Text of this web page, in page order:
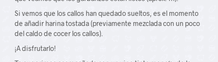
Si vemos que los callos han quedado sueltos, es el momento
de añadir harina tostada (previamente mezclada con un poco
del caldo de cocer los callos).
¡A disfrutarlo!